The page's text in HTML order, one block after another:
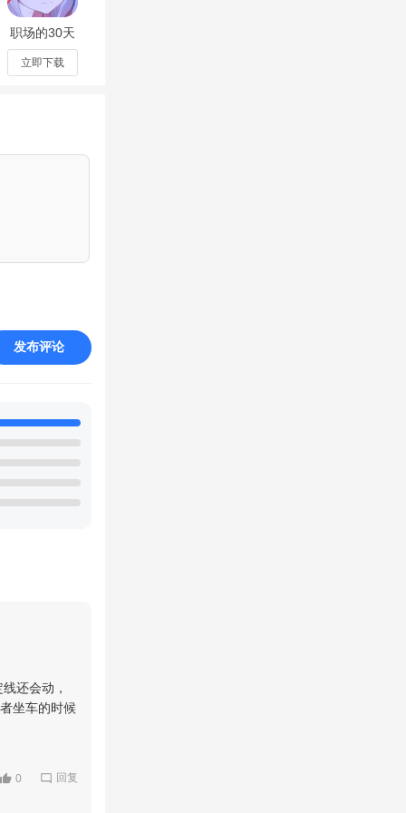
职场的30天
安卓直装版
v1.0.4最新
版
立即下载
发布评论
还会动，
坐车的时候
0 回复